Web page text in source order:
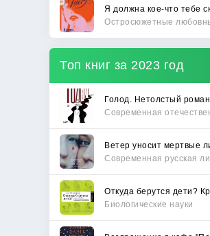
Топ книг за 2023 год
Голод. Нетолстый роман
Биологические науки